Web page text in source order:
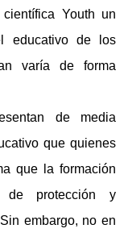
Youth un
educativo de los
varía de forma
de media
que quienes
que la formación
de protección y
embargo, no en